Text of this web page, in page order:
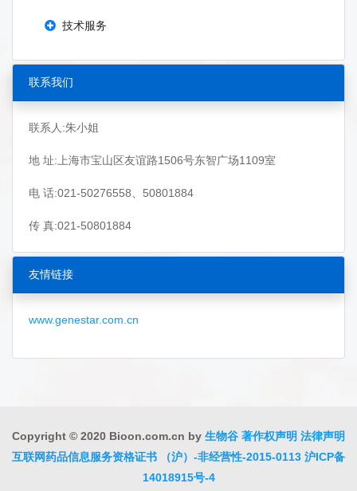
技术服务
联系我们
联系人:朱小姐
地 址:上海市宝山区友谊路1506号东智广场1109室
电 话:021-50276558、50801884
传 真:021-50801884
友情链接
www.genestar.com.cn
Copyright © 2020 Bioon.com.cn by 生物谷 著作权声明 法律声明
互联网药品信息服务资格证书 （沪）-非经营性-2015-0113 沪ICP备
14018915号-4